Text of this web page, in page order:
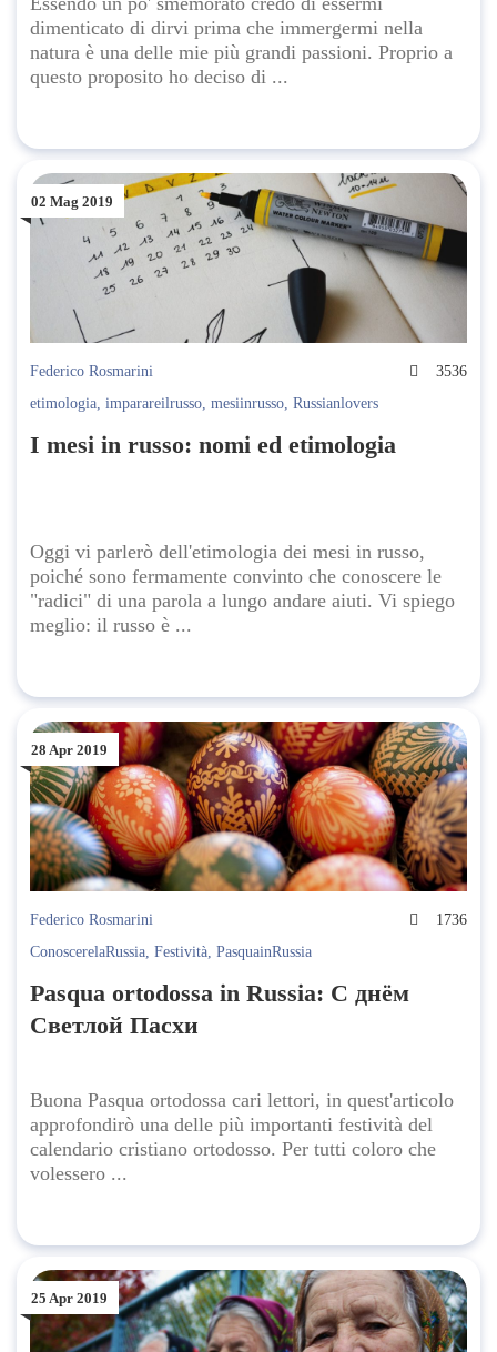
dimenticato di dirvi prima che immergermi nella
natura è una delle mie più grandi passioni. Proprio a
questo proposito ho deciso di ...
02 Mag 2019
Federico Rosmarini
3536
etimologia, imparareilrusso, mesiinrusso, Russianlovers
I mesi in russo: nomi ed etimologia
Oggi vi parlerò dell'etimologia dei mesi in russo,
poiché sono fermamente convinto che conoscere le
"radici" di una parola a lungo andare aiuti. Vi spiego
meglio: il russo è ...
28 Apr 2019
Federico Rosmarini
1736
ConoscerelaRussia, Festività, PasquainRussia
Pasqua ortodossa in Russiа: С днём
Светлой Пасхи
Buona Pasqua ortodossa cari lettori, in quest'articolo
approfondirò una delle più importanti festività del
calendario cristiano ortodosso. Per tutti coloro che
volessero ...
25 Apr 2019